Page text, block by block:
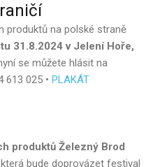
produktů na polské straně
31.8.2024 v Jelení Hoře,
se můžete hlásit na
613 025 • PLAKÁT
produktů Železný Brod
bude doprovázet festival